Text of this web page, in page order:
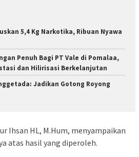
5,4 Kg Narkotika, Ribuan Nyawa
Penuh Bagi PT Vale di Pomalaa,
dan Hilirisasi Berkelanjutan
Jadikan Gotong Royong
Ihsan HL, M.Hum, menyampaikan
atas hasil yang diperoleh.